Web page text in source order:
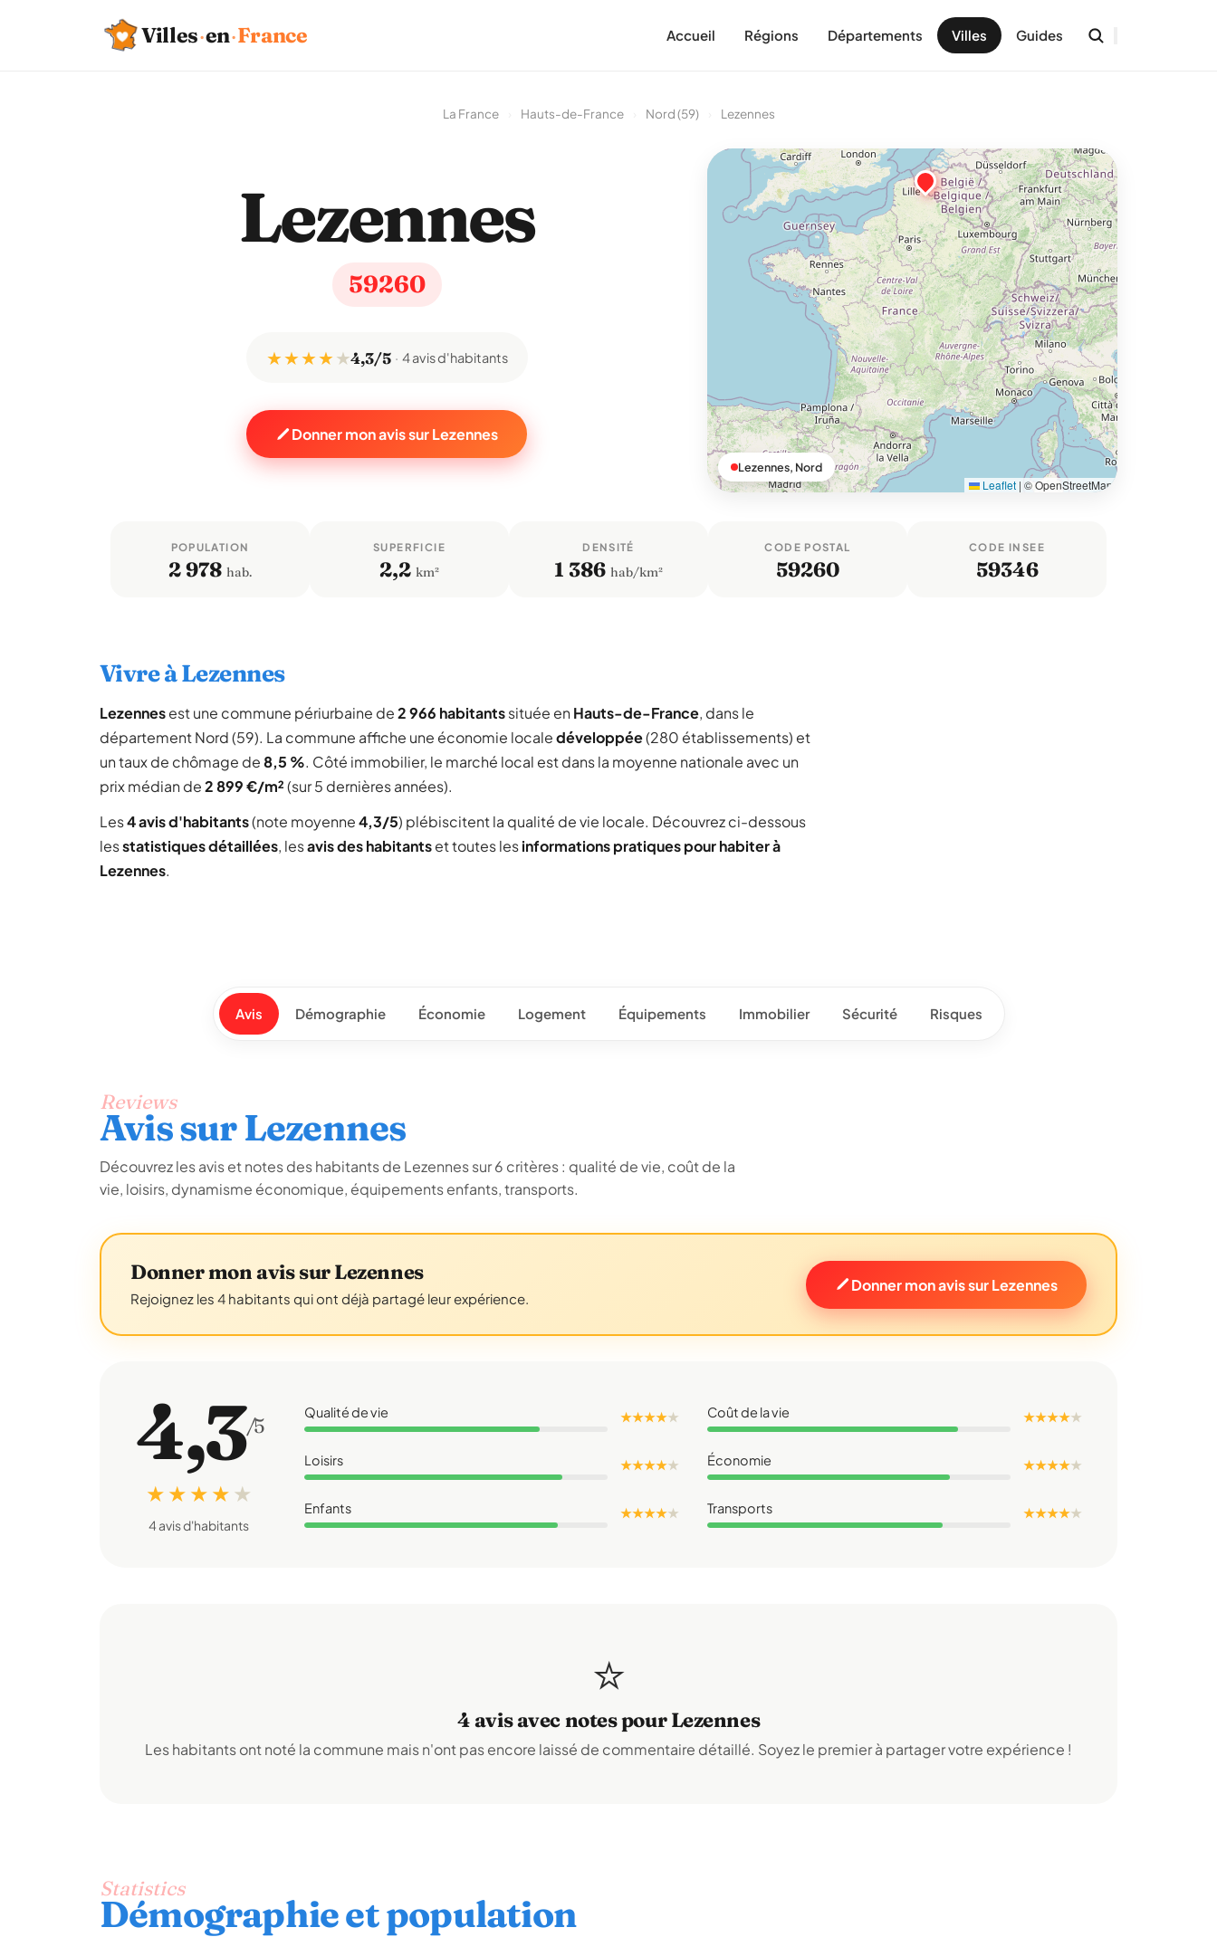
Villes·en·France Accueil Régions Départements Villes Guides
La France Hauts-de-France Nord (59) Lezennes
Lezennes
59260
★ ★ ★ ★★4,3/5 4 avis d'habitants
Donner mon avis sur Lezennes
Leaflet | © OpenStreetMap
Lezennes, Nord
POPULATION
2 978 hab.
SUPERFICIE
2,2 km²
DENSITÉ
1 386 hab/km²
CODE POSTAL
59260
CODE INSEE
59346
Vivre à Lezennes
Lezennesest une commune périurbaine de2 966 habitantssituée en Hauts-de-France, dans le
département Nord (59). La commune affiche une économie localedéveloppée(280 établissements) et
un taux de chômage de8,5 %. Côté immobilier, le marché local est dans la moyenne nationale avec un
prix médian de2 899 €/m²(sur 5 dernières années).
Les4 avis d'habitants(note moyenne4,3/5) plébiscitent la qualité de vie locale. Découvrez ci-dessous
lesstatistiques détaillées, lesavis des habitantset toutes lesinformations pratiques pour habiter à
Lezennes.
Avis Démographie Économie Logement Équipements Immobilier Sécurité Risques
Reviews
Avis sur Lezennes
Découvrez les avis et notes des habitants de Lezennes sur 6 critères : qualité de vie, coût de la
vie, loisirs, dynamisme économique, équipements enfants, transports.
Donner mon avis sur Lezennes
Rejoignez les 4 habitants qui ont déjà partagé leur expérience.
Donner mon avis sur Lezennes
4,3/5
★ ★ ★ ★ ★
4 avis d'habitants
Qualité de vie ★ ★ ★ ★★ Coût de la vie ★ ★ ★ ★★
Loisirs ★ ★ ★ ★★ Économie ★ ★ ★ ★★
Enfants ★ ★ ★ ★★ Transports ★ ★ ★ ★★
⭐
4 avis avec notes pour Lezennes
Les habitants ont noté la commune mais n'ont pas encore laissé de commentaire détaillé. Soyez le premier à partager votre expérience !
Statistics
Démographie et population